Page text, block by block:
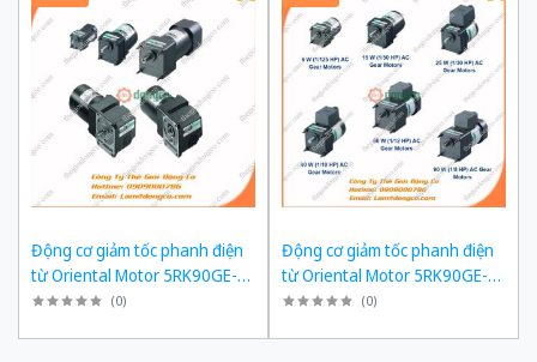
Động cơ giảm tốc phanh điện
từ Oriental Motor 5RK90GE-
SW2ML + 5GE180KF công suất
(0)
Động cơ giảm tốc phanh điện
từ Oriental Motor 5RK90GE-
SW2ML + 5GE150KF công suất
(0)